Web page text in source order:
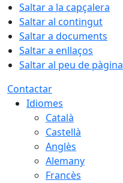
Saltar a la capçalera
Saltar al contingut
Saltar a documents
Saltar a enllaços
Saltar al peu de pàgina
Contactar
Idiomes
Català
Castellà
Anglès
Alemany
Francès